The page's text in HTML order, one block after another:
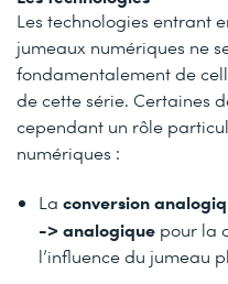
Les technologies entrant
jumeaux numériques ne
fondamentalement de
de cette série. Certaines
cependant un rôle
numériques :
La conversion
-> analogique pour la
l’influence du jumeau